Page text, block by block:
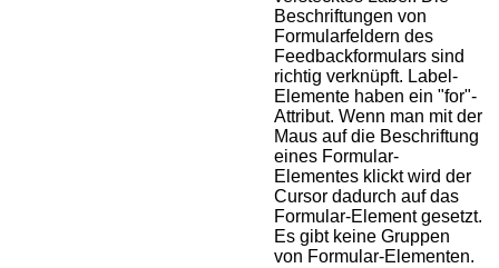
Beschriftungen von
Formularfeldern des
Feedbackformulars sind
richtig verknüpft. Label-
Elemente haben ein "for"-
Attribut. Wenn man mit der
Maus auf die Beschriftung
eines Formular-
Elementes klickt wird der
Cursor dadurch auf das
Formular-Element gesetzt.
Es gibt keine Gruppen
von Formular-Elementen.